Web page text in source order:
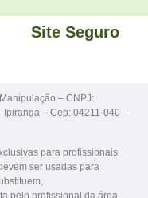
Site Seguro
– CNPJ:
– Cep: 04211-040 –
para profissionais
ser usadas para